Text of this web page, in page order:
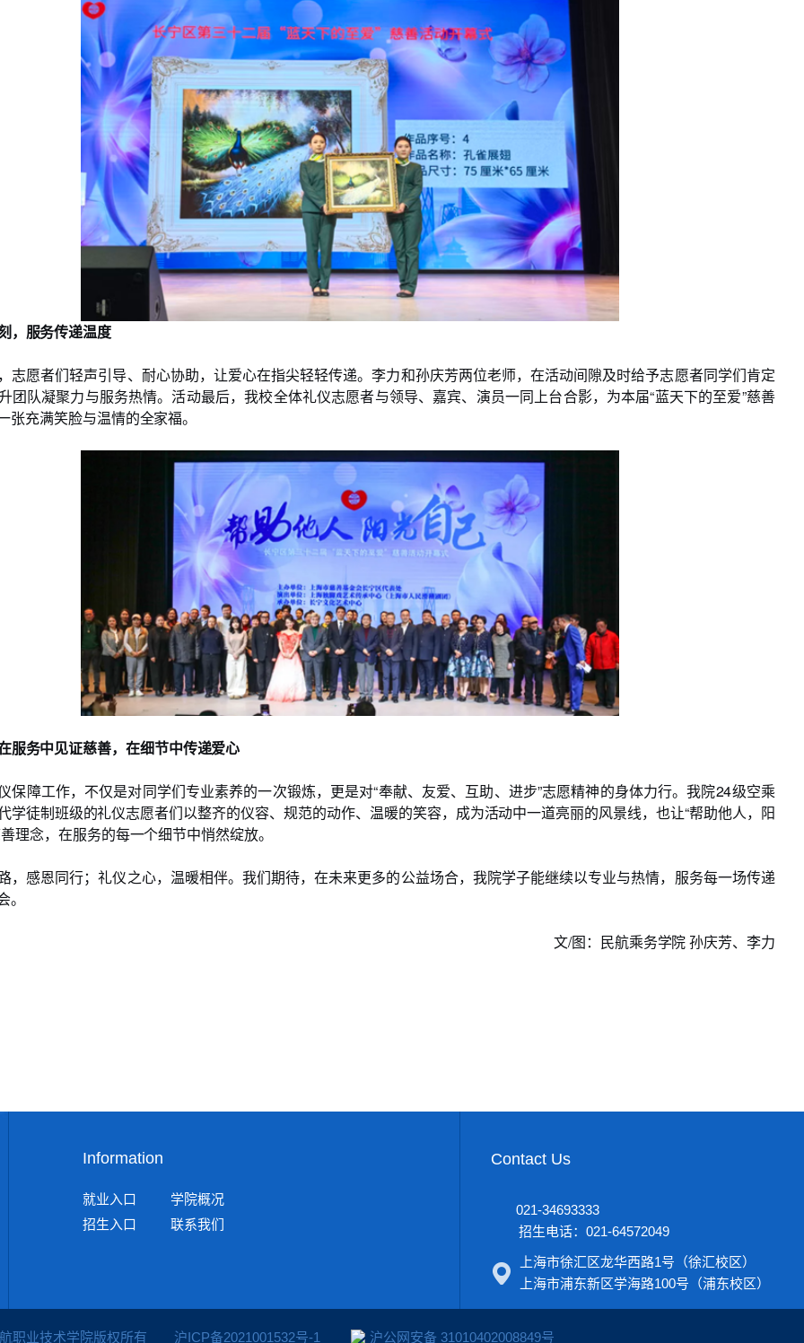
，服务传递温度
志愿者们轻声引导、耐心协助，让爱心在指尖轻轻传递。李力和孙庆芳两位老师，在活动间隙及时给予志愿者同学们肯定
团队凝聚力与服务热情。活动最后，我校全体礼仪志愿者与领导、嘉宾、演员一同上台合影，为本届“蓝天下的至爱”慈善
张充满笑脸与温情的全家福。
服务中见证慈善，在细节中传递爱心
保障工作，不仅是对同学们专业素养的一次锻炼，更是对“奉献、友爱、互助、进步”志愿精神的身体力行。我院24级空乘
学徒制班级的礼仪志愿者们以整齐的仪容、规范的动作、温暖的笑容，成为活动中一道亮丽的风景线，也让“帮助他人，阳
理念，在服务的每一个细节中悄然绽放。
，感恩同行；礼仪之心，温暖相伴。我们期待，在未来更多的公益场合，我院学子能继续以专业与热情，服务每一场传递
文/图：民航乘务学院 孙庆芳、李力
Information
就业入口
学院概况
招生入口
联系我们
Contact Us
021-34693333
招生电话：021-64572049
上海市徐汇区龙华西路1号（徐汇校区）
上海市浦东新区学海路100号（浦东校区）
职业技术学院版权所有 沪ICP备2021001532号-1 沪公网安备 31010402008849号